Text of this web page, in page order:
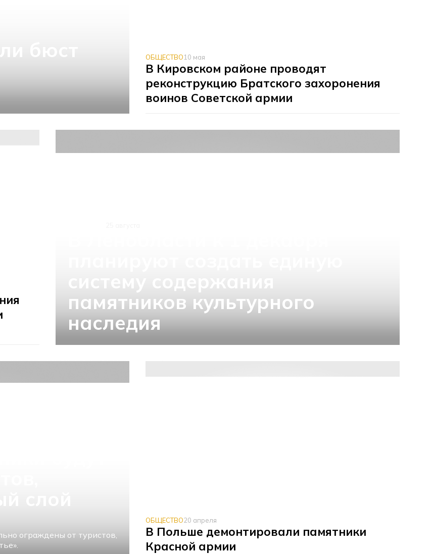
ОБЩЕСТВО10 мая
В Кировском районе проводят
реконструкцию Братского захоронения
воинов Советской армии
памятников культурного
наследия
ограждены от туристов,
ОБЩЕСТВО20 апреля
В Польше демонтировали памятники
Красной армии